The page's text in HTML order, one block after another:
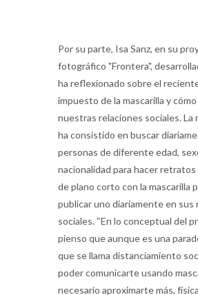
Por su parte, Isa Sanz, en su
fotográfico "Frontera",
ha reflexionado sobre el
impuesto de la mascarilla y
nuestras relaciones sociales. La
ha consistido en buscar
personas de diferente edad,
nacionalidad para hacer
de plano corto con la mascarilla
publicar uno diariamente en sus
sociales. “En lo conceptual del
pienso que aunque es una
que se llama distanciamiento
poder comunicarte usando
necesario aproximarte más,